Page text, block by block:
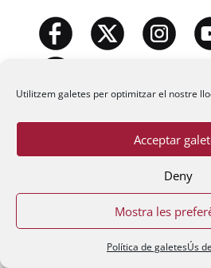
Utilitzem galetes per optimitzar el nostre
Acceptar
Deny
Mostra les
Política de galetesÚs